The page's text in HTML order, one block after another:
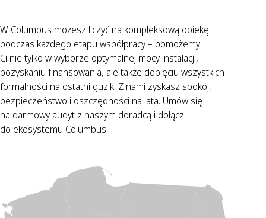
W Columbus możesz liczyć na kompleksową opiekę
podczas każdego etapu współpracy – pomożemy
Ci nie tylko w wyborze optymalnej mocy instalacji,
pozyskaniu finansowania, ale także dopięciu wszystkich
formalności na ostatni guzik. Z nami zyskasz spokój,
bezpieczeństwo i oszczędności na lata. Umów się
na darmowy audyt z naszym doradcą i dołącz
do ekosystemu Columbus!